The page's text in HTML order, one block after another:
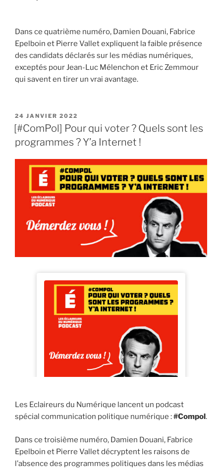
Dans ce quatrième numéro, Damien Douani, Fabrice
Epelboin et Pierre Vallet expliquent la faible présence
des candidats déclarés sur les médias numériques,
exceptés pour Jean-Luc Mélenchon et Eric Zemmour
qui savent en tirer un vrai avantage.
PUBLIÉ
LE
24 JANVIER 2022
[#ComPol] Pour qui voter ? Quels sont les
programmes ? Y’a Internet !
Les Eclaireurs du Numérique lancent un podcast
spécial communication politique numérique :#Compol.
Dans ce troisième numéro, Damien Douani, Fabrice
Epelboin et Pierre Vallet décryptent les raisons de
l’absence des programmes politiques dans les médias